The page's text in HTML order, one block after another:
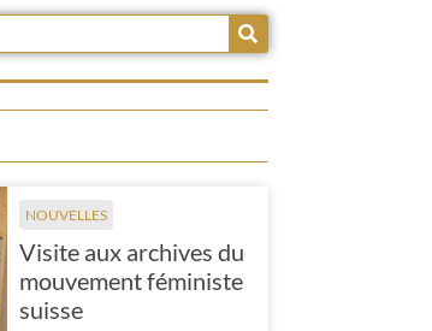
NOUVELLES
Visite aux archives du
mouvement féministe
suisse